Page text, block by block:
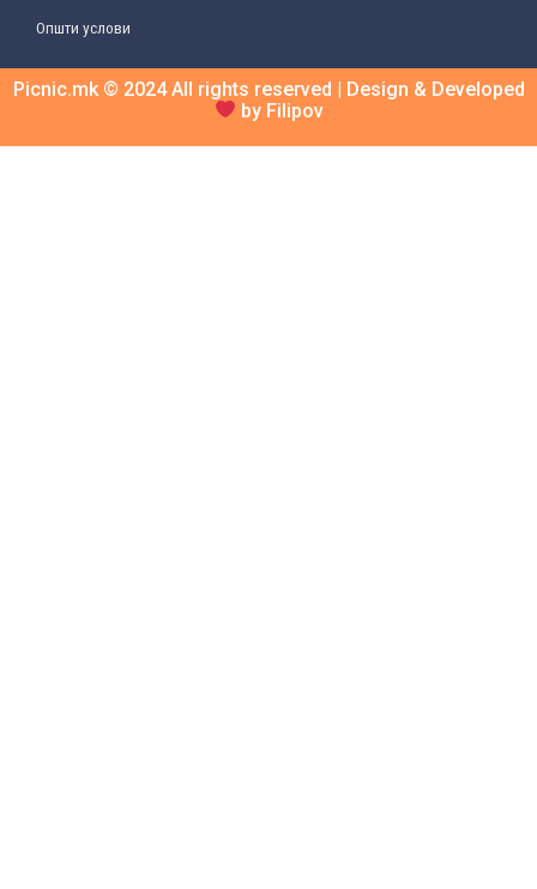
Општи услови
Picnic.mk © 2024 All rights reserved | Design & Developed
by Filipov